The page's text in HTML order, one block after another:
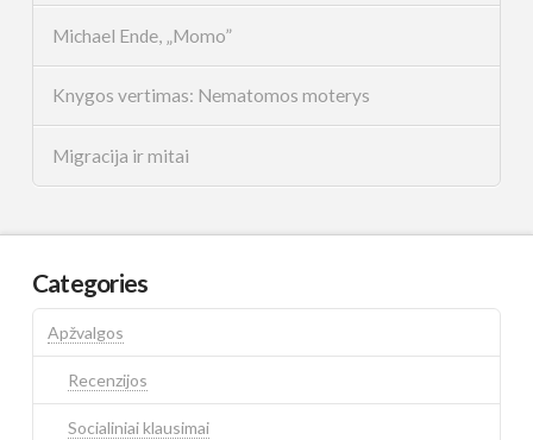
Michael Ende, „Momo”
Knygos vertimas: Nematomos moterys
Migracija ir mitai
Categories
Apžvalgos
Recenzijos
Socialiniai klausimai